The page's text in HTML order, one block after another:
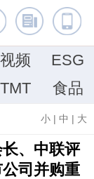
视频
ESG
TMT 食品
小 | 中 | 大
、中联评
司并购重